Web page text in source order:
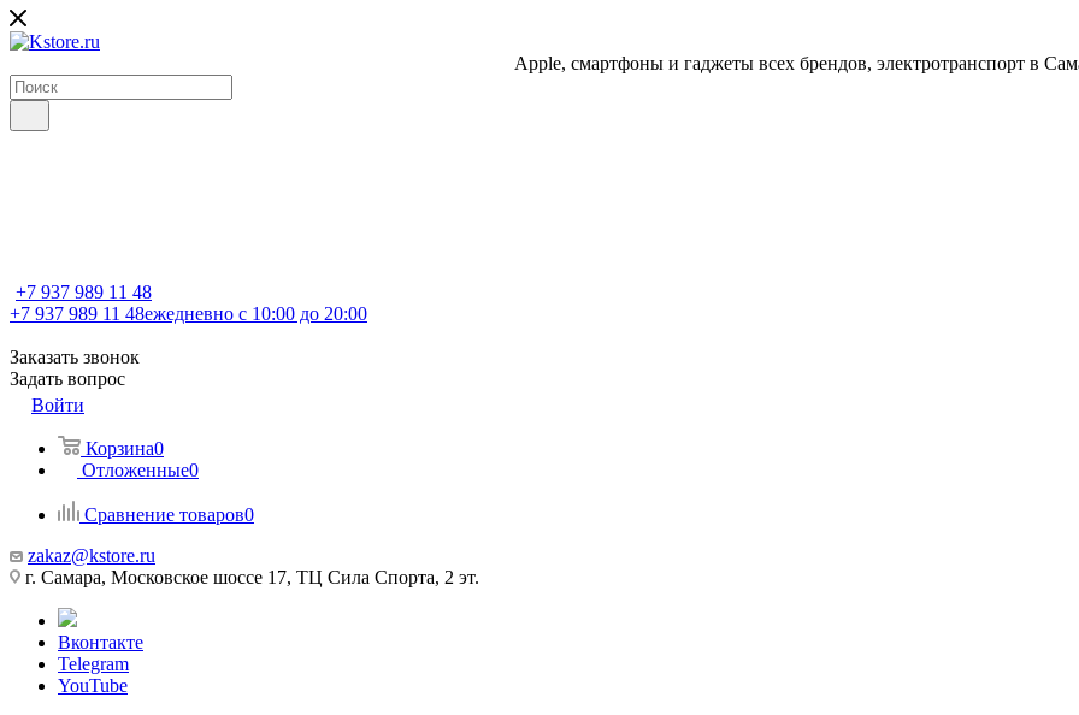
Apple, cмартфоны и гаджеты всех брендов, электротранспорт в
+7 937 989 11 48
+7 937 989 11 48ежедневно с 10:00 до 20:00
Заказать звонок
Задать вопрос
Войти
Корзина0
Отложенные0
Сравнение товаров0
zakaz@kstore.ru
г. Самара, Московское шоссе 17, ТЦ Сила Спорта, 2 эт.
Вконтакте
Telegram
YouTube